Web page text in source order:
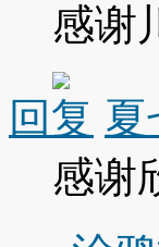
感谢
回复 夏
感谢